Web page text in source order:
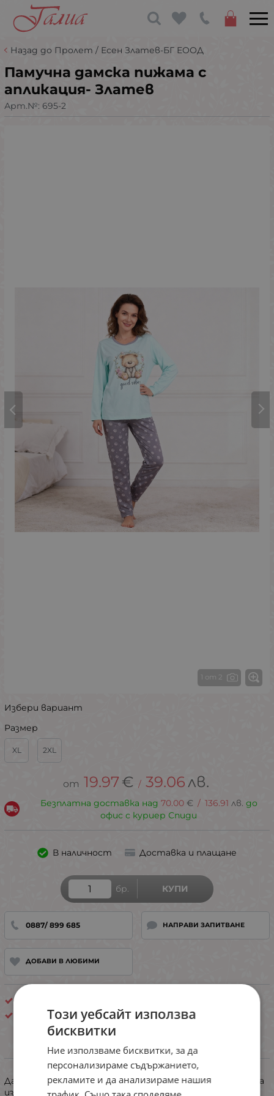
Назад до Пролет / Есен Златев-БГ ЕООД
Памучна дамска пижама с
апликация- Златев
Арт.№: 695-2
1 от 2
Избери вариант
Размер
XL 2XL
19.97€ / 39.06 лв.
Безплатна доставка над 70.00 € / 136.91 лв. до
офис с куриер Спиди
В наличност Доставка и плащане
бр. КУПИ
0887/ 899 685 НАПРАВИ ЗАПИТВАНЕ
ДОБАВИ В ЛЮБИМИ
Златев-БГ ЕООД
ИНФОРМАЦИЯ
Дамска пижама с дълъг ръкав ,с картинка устойчива на
изпиране.
Този уебсайт използва
бисквитки
Ние използваме бисквитки, за да
персонализираме съдържанието,
рекламите и да анализираме нашия